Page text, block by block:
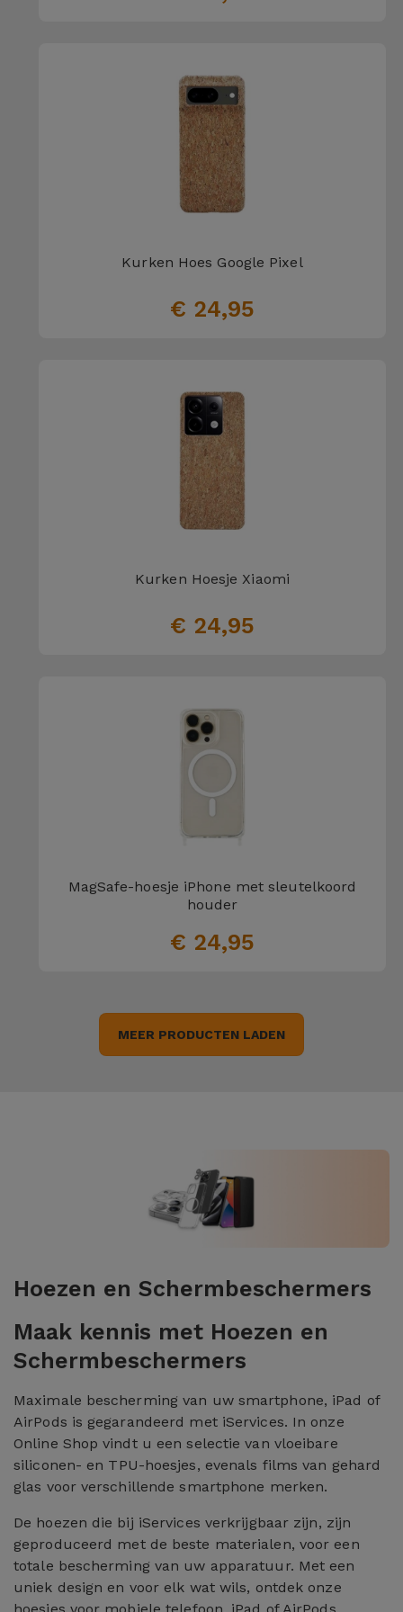
Kurken Hoes Google Pixel
€ 24,95
Kurken Hoesje Xiaomi
€ 24,95
MagSafe-hoesje iPhone met sleutelkoord
houder
€ 24,95
MEER PRODUCTEN LADEN
Hoezen en Schermbeschermers
Maak kennis met Hoezen en
Schermbeschermers
Maximale bescherming van uw smartphone, iPad of
AirPods is gegarandeerd met iServices. In onze
Online Shop vindt u een selectie van vloeibare
siliconen- en TPU-hoesjes, evenals films van gehard
glas voor verschillende smartphone merken.
De hoezen die bij iServices verkrijgbaar zijn, zijn
geproduceerd met de beste materialen, voor een
totale bescherming van uw apparatuur. Met een
uniek design en voor elk wat wils, ontdek onze